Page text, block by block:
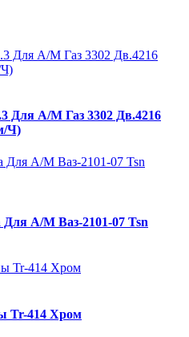
Для А/М Газ 3302 Дв.4216
Ч)
А/М Ваз-2101-07 Tsn
Tr-414 Хром